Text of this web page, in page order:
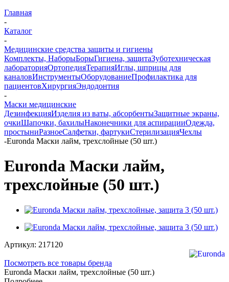
Главная
-
Каталог
-
Медицинские средства защиты и гигиены
Комплекты, НаборыБорыГигиена, защитаЗуботехническая
лабораторияОртопедияТерапияИглы, шприцы для
каналовИнструментыОборудованиеПрофилактика для
пациентовХирургияЭндодонтия
-
Маски медицинские
ДезинфекцияИзделия из ваты, абсорбентыЗащитные экраны,
очкиШапочки, бахилыНаконечники для аспирацииОдежда,
простыниРазноеСалфетки, фартукиСтерилизацияЧехлы
-Euronda Маски лайм, трехслойные (50 шт.)
Euronda Маски лайм,
трехслойные (50 шт.)
Артикул: 217120
Посмотреть все товары бренда
Euronda Маски лайм, трехслойные (50 шт.)